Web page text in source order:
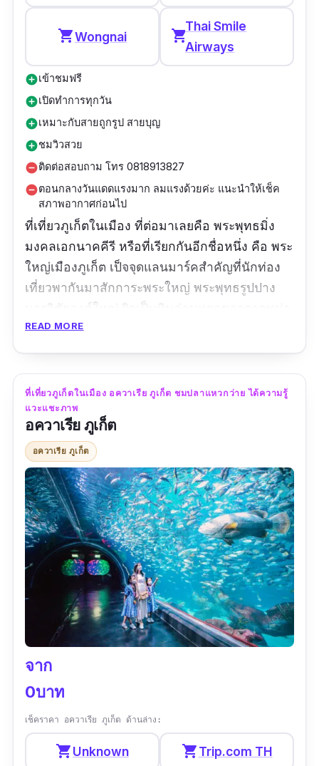
shopping_cartWongnai shopping_cart
Thai Smile
Airways
add_circleเข้าชมฟรี
add_circleเปิดทำการทุกวัน
add_circleเหมาะกับสายถูกรูป สายบุญ
add_circleชมวิวสวย
remove_circleติดต่อสอบถาม โทร 0818913827
remove_circleตอนกลางวันแดดแรงมาก ลมแรงด้วยค่ะ แนะนำให้เช็ค
สภาพอากาศก่อนไป
ที่เที่ยวภูเก็ตในเมือง ที่ต่อมาเลยคือ พระพุทธมิ่ง
มงคลเอกนาคคีรี หรือที่เรียกกันอีกชื่อหนึ่ง คือ พระ
ใหญ่เมืองภูเก็ต เป็จจุดแลนมาร์คสำคัญที่นักท่อง
เที่ยวพากันมาสักการะพระใหญ่ พระพุทธรูปปาง
ประดิษฐานอยู่บนยอดเขานาคเกิด ด้วยความใหญ่
มหึมาขององค์พระ ทำให้สามารถเห็นได้จากหลาย
มุมในภูเก็ตและนักท่องเที่ยวที่แวะเข้ามาก็จะมักจะ
ถ่ายรูป เก็บภาพความสวยงามเอาไว้ ยิ่งถ้าได้ขึ้น
ไปชมวิวบริเวณองค์พระ คือฟินมากก เห็นเมืองภูเ็ต
สุดลูกหูลูกตา 360 องศา ไปเลย สำหรับใครที่เป็น
สายบุญ สามารถแวะมากันได้นะคะ แอบกระซิบว่า
ตอนกลางวันอ่ะแดดมันแรง แต่ถ้าหนูจะอ้อนพี่แทน
เอ้ย แดดแรง ลมแรงค่ะ แนะนำให้พ่กร่มหรือเสื้อ
กันแดดไป ระวังหมวกปลิวกันด้วยนะคะ
ข้อมูลเฉพาะ
พิกัด Google map :
https://goo.gl/maps/36sMRLjMyewNMqBu
5?coh=178571&entry=tt
เวลาทำการ :06:00–18:30 น. เปิดทุกวัน
รีวิว :
“วิวสวยมากกกกกครับ เป็นพระพุธรูปองใหญ่
ที่สุดในภูเก็ตสามารถมองเห็นได้จากเเทบทุกมุม
ของภูเก็ตครับ พระพุทธรูปนี้ตั้งอยู่บนเขาทำให้มอง
READ MORE
ที่เที่ยวภูเก็ตในเมือง อควาเรีย ภูเก็ต ชมปลาแหวกว่าย ได้ความรู้
แวะแชะภาพ
อควาเรีย ภูเก็ต
อควาเรีย ภูเก็ต
จาก
0บาท
เช็คราคา อควาเรีย ภูเก็ต ด้านล่าง:
shopping_cartUnknown shopping_cartTrip.com TH